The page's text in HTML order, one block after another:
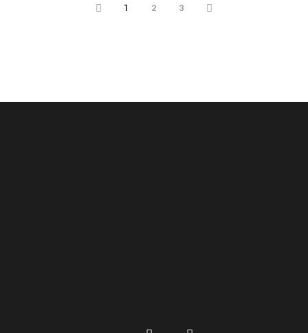
1 2 3